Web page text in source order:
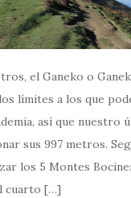
el Ganeko o
límites a los que
así que nuestro
sus 997 metros.
los 5 Montes
cuarto […]